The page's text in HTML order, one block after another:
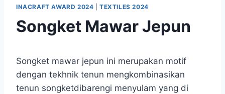
INACRAFT AWARD 2024 |TEXTILES 2024
Songket Mawar Jepun
Songket mawar jepun ini merupakan motif
dengan tekhnik tenun mengkombinasikan
tenun songketdibarengi menyulam yang di